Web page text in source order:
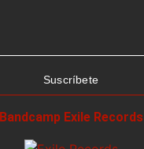
Suscríbete
Bandcamp Exile Records